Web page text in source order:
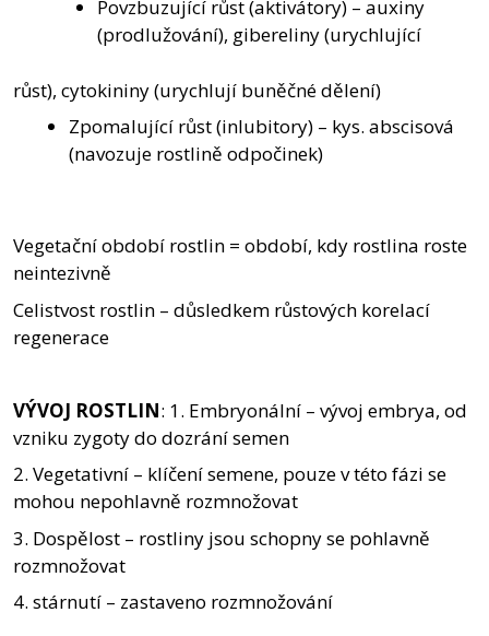
Povzbuzující růst (aktivátory) – auxiny
(prodlužování), gibereliny (urychlující
růst), cytokininy (urychlují buněčné dělení)
Zpomalující růst (inlubitory) – kys. abscisová
(navozuje rostlině odpočinek)
Vegetační období rostlin = období, kdy rostlina roste
neintezivně
Celistvost rostlin – důsledkem růstových korelací
regenerace
VÝVOJ ROSTLIN: 1. Embryonální – vývoj embrya, od
vzniku zygoty do dozrání semen
2. Vegetativní – klíčení semene, pouze v této fázi se
mohou nepohlavně rozmnožovat
3. Dospělost – rostliny jsou schopny se pohlavně
rozmnožovat
4. stárnutí – zastaveno rozmnožování